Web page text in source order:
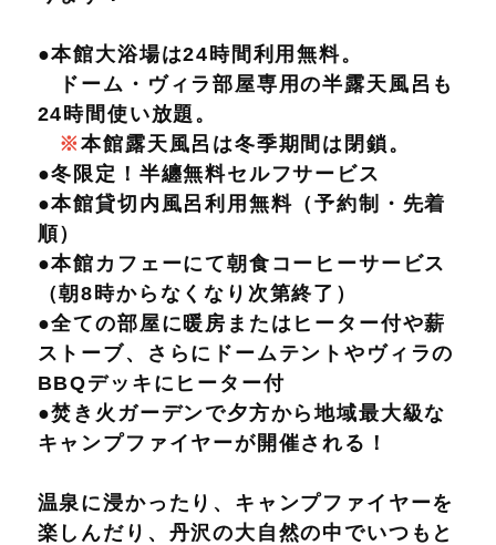
●本館大浴場は24時間利用無料。
ドーム・ヴィラ部屋専用の半露天風呂も
24時間使い放題。
※本館露天風呂は冬季期間は閉鎖。
●冬限定！半纏無料セルフサービス
●本館貸切内風呂利用無料（予約制・先着
順）
●本館カフェーにて朝食コーヒーサービス
（朝8時からなくなり次第終了）
●全ての部屋に暖房またはヒーター付や薪
ストーブ、さらにドームテントやヴィラの
BBQデッキにヒーター付
●焚き火ガーデンで夕方から地域最大級な
キャンプファイヤーが開催される！
温泉に浸かったり、キャンプファイヤーを
楽しんだり、丹沢の大自然の中でいつもと